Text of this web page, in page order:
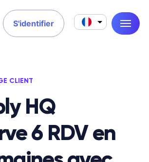
S'identifier
CLIENT
HQ
6 RDV en